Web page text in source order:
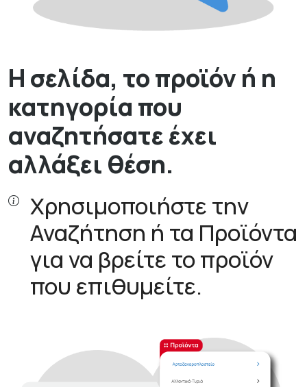
Η σελίδα, το προϊόν ή η
κατηγορία που
αναζητήσατε έχει
αλλάξει θέση.
Χρησιμοποιήστε την
Αναζήτηση ή τα Προϊόντα
για να βρείτε το προϊόν
που επιθυμείτε.